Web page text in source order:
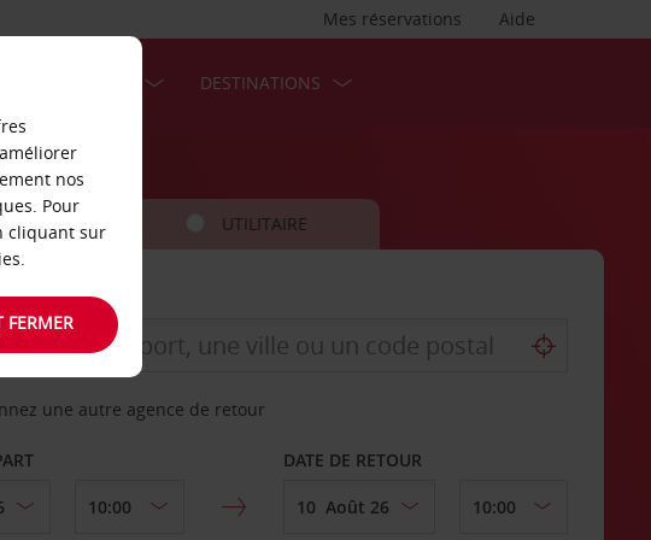
Aide
Mes réservations
DESTINATIONS
UTILITAIRE
une autre agence de retour
DATE DE RETOUR
nos
Pour
cliquant sur
FERMER